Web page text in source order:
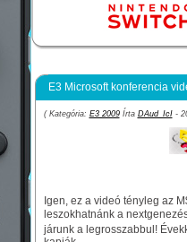
E3 Microsoft konferencia
( Kategória: E3 2009Írta DAud_IcI-
Igen, ez a videó tényleg az
leszokhatnánk a
járunk a legrosszabbul!